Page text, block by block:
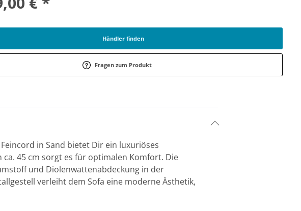
Händler finden
Fragen zum Produkt
in Sand bietet Dir ein luxuriöses
45 cm sorgt es für optimalen Komfort. Die
und Diolenwattenabdeckung in der
verleiht dem Sofa eine moderne Ästhetik,